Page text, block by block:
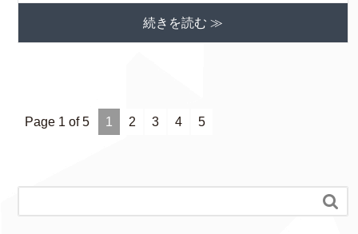
続きを読む ≫
Page 1 of 5 1 2 3 4 5
